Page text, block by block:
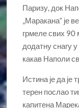
Паризу, док
„Маракана“ је
грмеле свих 90
додатну снагу
какав Наполи
Истина је да је
терен послао
капитена